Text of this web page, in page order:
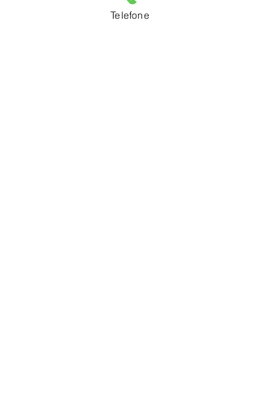
Conservame: Benzoate de Sddlo,
Telefone